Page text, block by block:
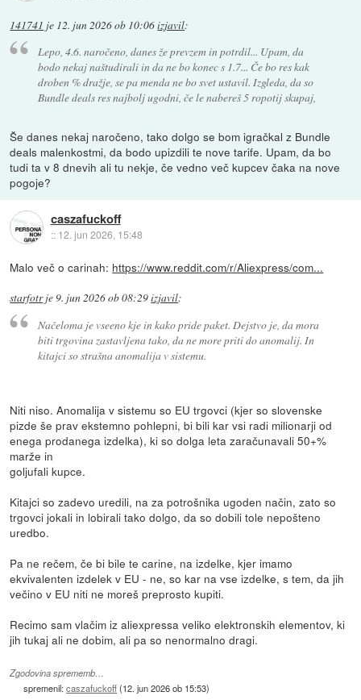
141741 je 12. jun 2026 ob 10:06izjavil:
Lepo, 4.6. naročeno, danes že prevzem in potrdil... Upam, da
bodo nekaj naštudirali in da ne bo konec s 1.7... Če bo res kak
droben % dražje, se pa menda ne bo svet ustavil. Izgleda, da so
Bundle deals res najbolj ugodni, če le nabereš 5 ropotij skupaj,
Še danes nekaj naročeno, tako dolgo se bom igračkal z Bundle
deals malenkostmi, da bodo upizdili te nove tarife. Upam, da bo
tudi ta v 8 dnevih ali tu nekje, če vedno več kupcev čaka na nove
pogoje?
caszafuckoff
:: 12. jun 2026, 15:48
Malo več o carinah: https://www.reddit.com/r/Aliexpress/com...
starfotrje9. jun 2026 ob 08:29izjavil:
Načeloma je vseeno kje in kako pride paket. Dejstvo je, da mora
biti trgovina zastavljena tako, da ne more priti do anomalij. In
kitajci so strašna anomalija v sistemu.
Niti niso. Anomalija v sistemu so EU trgovci (kjer so slovenske
pizde še prav ekstemno pohlepni, bi bili kar vsi radi milionarji od
enega prodanega izdelka), ki so dolga leta zaračunavali 50+%
marže in
goljufali kupce.
Kitajci so zadevo uredili, na za potrošnika ugoden način, zato so
trgovci jokali in lobirali tako dolgo, da so dobili tole nepošteno
uredbo.
Pa ne rečem, če bi bile te carine, na izdelke, kjer imamo
ekvivalenten izdelek v EU - ne, so kar na vse izdelke, s tem, da jih
večino v EU niti ne moreš preprosto kupiti.
Recimo sam vlačim iz aliexpressa veliko elektronskih elementov, ki
jih tukaj ali ne dobim, ali pa so nenormalno dragi.
Zgodovina sprememb…
spremenil:caszafuckoff(12. jun 2026 ob 15:53)